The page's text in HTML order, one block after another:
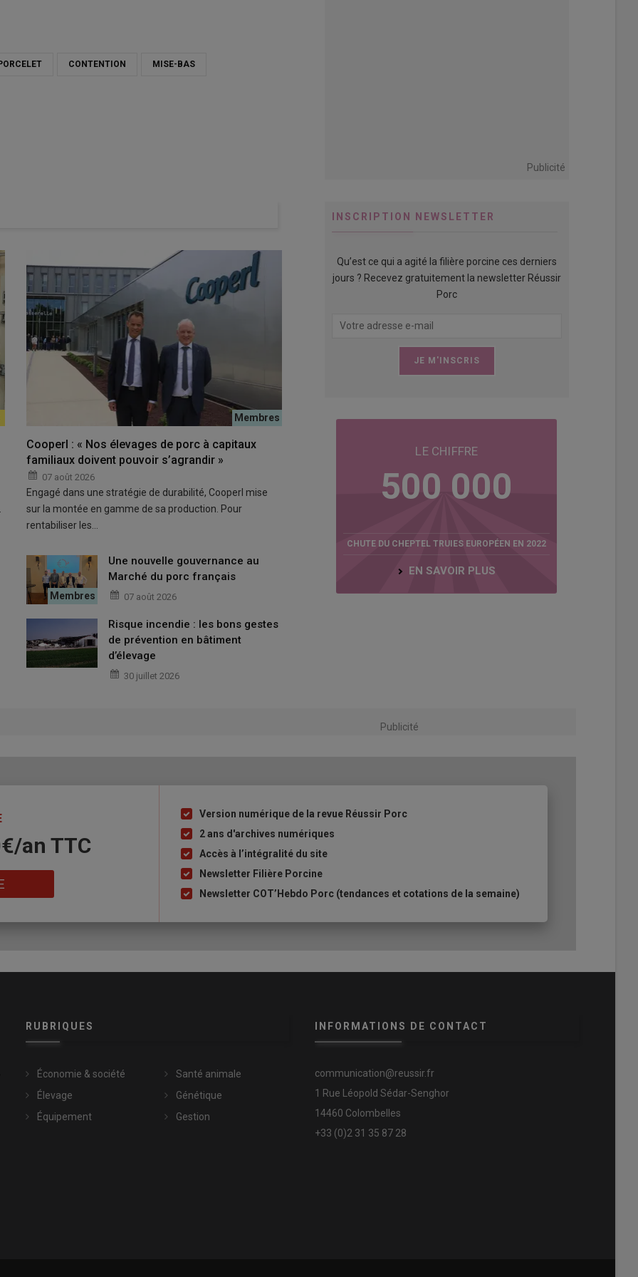
permet à la fois de regrouper quatre truies et de socialiser
gérant de la SCEA La Chapelle, a profité de la
le concept de libération à la fois des truies et des
De mon point de vue, le bien-être animal passe à la fois par la
allaitantes. Aujourd’hui, si tu ne penses pas au bien-être
Mais je voulais aussi pouvoir bloquer temporairement la
pour éviter les pertes par écrasement ou en cas de
aussi mis l’accent sur deux points essentiels : le maintien de la
réponse de l’équipementier finistérien constitue un
e et des augettes situées de part et d’autre de
grâce aux bat-flancs. À l’arrière de ces quatre cases, se situe
leurs porcelets peuvent se déplacer et interagir avec leurs
commercial Galvelpor. La case dans laquelle la truie peut
cases mesure 3,4 mètres de large (la largeur de deux cases)
CONTENTION MISE-BAS
Publicité
Cooperl : « Nos élevages de porc à capitaux
familiaux doivent pouvoir s’agrandir »
07 août 2026
Engagé dans une stratégie de durabilité, Cooperl mise
sur la montée en gamme de sa production. Pour
rentabiliser les…
Une nouvelle gouvernance au
Marché du porc français
07 août 2026
Risque incendie : les bons gestes
de prévention en bâtiment
d’élevage
30 juillet 2026
INSCRIPTION NEWSLETTER
Qu’est ce qui a agité la filière porcine ces derniers
jours ? Recevez gratuitement la newsletter Réussir
Porc
LE CHIFFRE
500 000
CHUTE DU CHEPTEL TRUIES EUROPÉEN EN 2022
EN SAVOIR PLUS
Publicité
an​ TTC
Liste
à
puce
Version numérique de la revue Réussir Porc
2 ans d'archives numériques
Accès à l’intégralité du site
Newsletter Filière Porcine
Newsletter COT’Hebdo Porc (tendances et cotations de la semaine)
RUBRIQUES
Économie & société
Élevage
Équipement
Santé animale
Génétique
Gestion
INFORMATIONS DE CONTACT
communication@reussir.fr
1 Rue Léopold Sédar-Senghor
14460 Colombelles
+33 (0)2 31 35 87 28